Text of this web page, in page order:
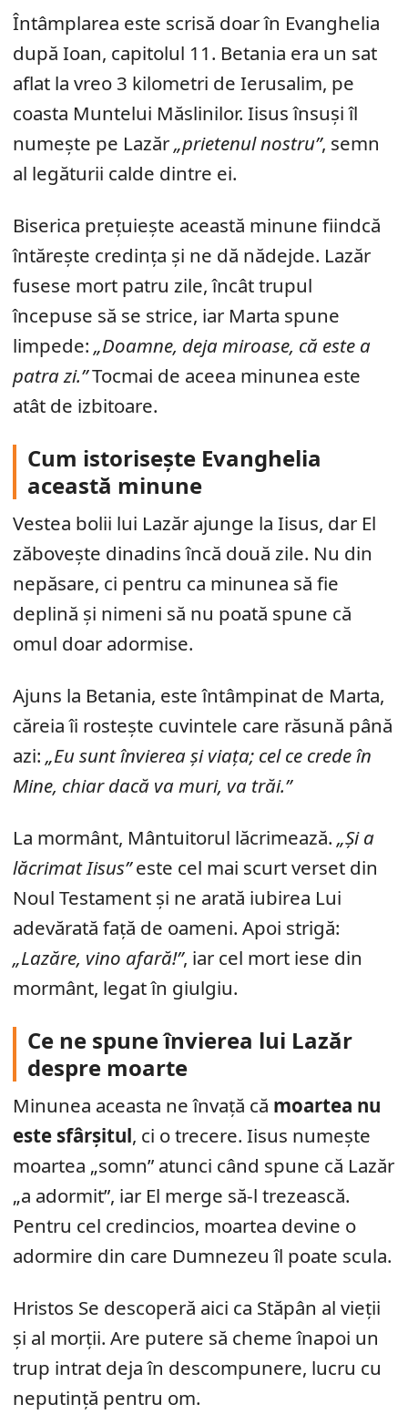
Întâmplarea este scrisă doar în Evanghelia
după Ioan, capitolul 11. Betania era un sat
aflat la vreo 3 kilometri de Ierusalim, pe
coasta Muntelui Măslinilor. Iisus însuși îl
numește pe Lazăr„prietenul nostru”, semn
al legăturii calde dintre ei.
Biserica prețuiește această minune fiindcă
întărește credința și ne dă nădejde. Lazăr
fusese mort patru zile, încât trupul
începuse să se strice, iar Marta spune
limpede: „Doamne, deja miroase, că este a
patra zi.”Tocmai de aceea minunea este
atât de izbitoare.
Cum istorisește Evanghelia
această minune
Vestea bolii lui Lazăr ajunge la Iisus, dar El
zăbovește dinadins încă două zile. Nu din
nepăsare, ci pentru ca minunea să fie
deplină și nimeni să nu poată spune că
omul doar adormise.
Ajuns la Betania, este întâmpinat de Marta,
căreia îi rostește cuvintele care răsună până
azi: „Eu sunt învierea și viața; cel ce crede în
Mine, chiar dacă va muri, va trăi.”
La mormânt, Mântuitorul lăcrimează. „Și a
lăcrimat Iisus”este cel mai scurt verset din
Noul Testament și ne arată iubirea Lui
adevărată față de oameni. Apoi strigă:
„Lazăre, vino afară!”, iar cel mort iese din
mormânt, legat în giulgiu.
Ce ne spune învierea lui Lazăr
despre moarte
Minunea aceasta ne învață că moartea nu
este sfârșitul, ci o trecere. Iisus numește
moartea „somn” atunci când spune că Lazăr
„a adormit”, iar El merge să-l trezească.
Pentru cel credincios, moartea devine o
adormire din care Dumnezeu îl poate scula.
Hristos Se descoperă aici ca Stăpân al vieții
și al morții. Are putere să cheme înapoi un
trup intrat deja în descompunere, lucru cu
neputință pentru om.